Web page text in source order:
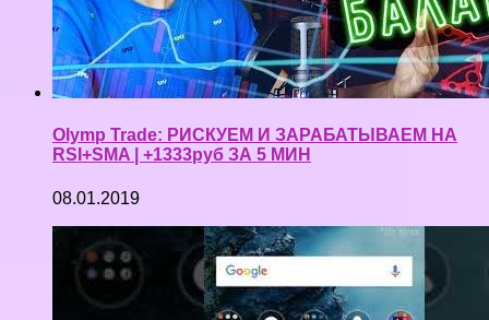
Olymp Trade: РИСКУЕМ И ЗАРАБАТЫВАЕМ НА
RSI+SMA | +1333руб ЗА 5 МИН
08.01.2019